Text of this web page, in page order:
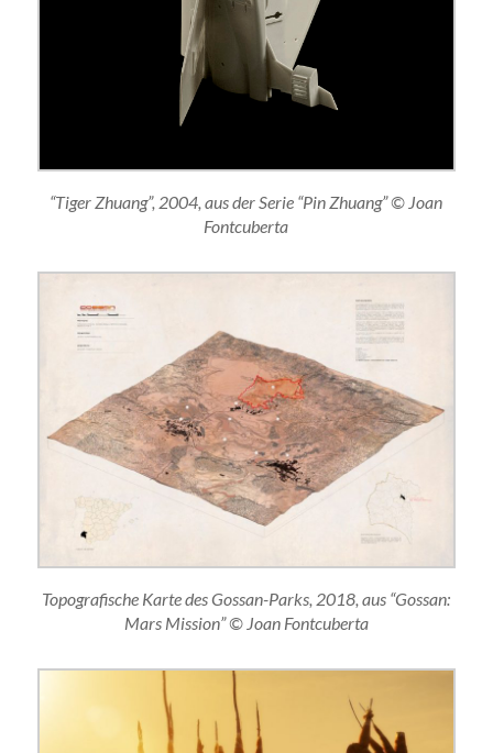
“Tiger Zhuang”, 2004, aus der Serie “Pin Zhuang” © Joan
Fontcuberta
Topografische Karte des Gossan-Parks, 2018, aus “Gossan:
Mars Mission” © Joan Fontcuberta